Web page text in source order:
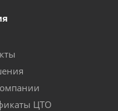
ЦТО